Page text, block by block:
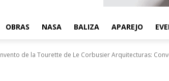
OBRAS NASA BALIZA APAREJO
de la Tourette de Le Corbusier Arquitecturas: